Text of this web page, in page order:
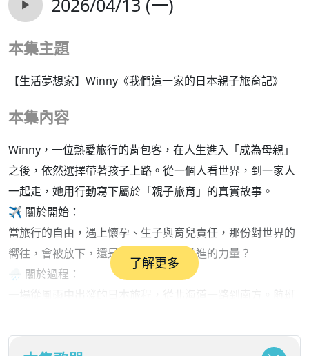
本集主題
【生活夢想家】Winny《我們這一家的日本親子旅育記》
本集內容
Winny，一位熱愛旅行的背包客，在人生進入「成為母親」
之後，依然選擇帶著孩子上路。從一個人看世界，到一家人
一起走，她用行動寫下屬於「親子旅育」的真實故事。
✈️ 關於開始：
當旅行的自由，遇上懷孕、生子與育兒責任，那份對世界的
嚮往，會被放下，還是轉化成另一種前進的力量？
🌧️ 關於過程：
成一場需要不斷調整的挑戰。
了解更多